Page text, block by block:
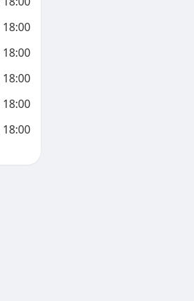
18:00
18:00
18:00
18:00
18:00